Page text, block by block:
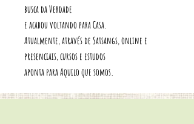
busca da Verdade
e acabou voltando para Casa.
Atualmente, através de Satsangs, online e
presenciais, cursos e estudos
aponta para Aquilo que somos.